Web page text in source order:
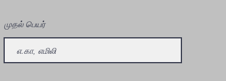
முதல் பெயர்